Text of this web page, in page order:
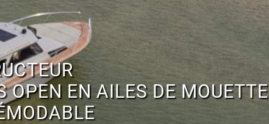
OPEN EN AILES DE MOUETTE